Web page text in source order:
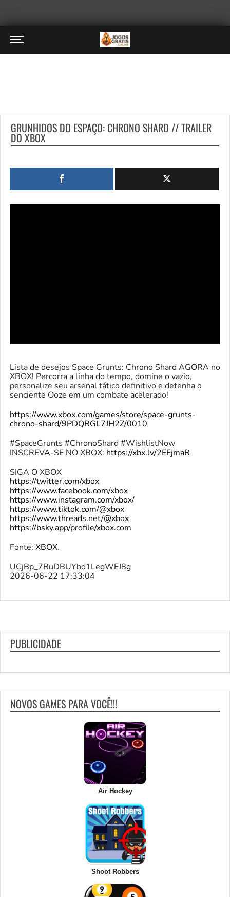
GRUNHIDOS DO ESPAÇO: CHRONO SHARD // TRAILER
DO XBOX
Lista de desejos Space Grunts: Chrono Shard AGORA no
XBOX! Percorra a linha do tempo, domine o vazio,
personalize seu arsenal tático definitivo e detenha o
senciente Ooze em um combate acelerado!
https://www.xbox.com/games/store/space-grunts-
chrono-shard/9PDQRGL7JH2Z/0010
#SpaceGrunts #ChronoShard #WishlistNow
INSCREVA-SE NO XBOX: https://xbx.lv/2EEjmaR
SIGA O XBOX
https://twitter.com/xbox
https://www.facebook.com/xbox
https://www.instagram.com/xbox/
https://www.tiktok.com/@xbox
https://www.threads.net/@xbox
https://bsky.app/profile/xbox.com
Fonte: XBOX.
UCjBp_7RuDBUYbd1LegWEJ8g
2026-06-22 17:33:04
PUBLICIDADE
NOVOS GAMES PARA VOCÊ!!!
Air Hockey
Shoot Robbers